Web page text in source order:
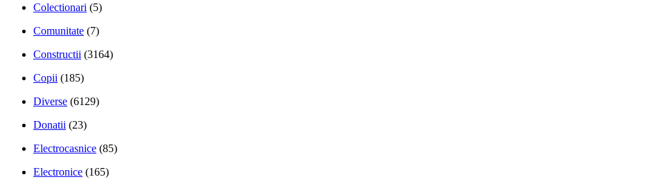
Colectionari (5)
Comunitate (7)
Constructii (3164)
Copii (185)
Diverse (6129)
Donatii (23)
Electrocasnice (85)
Electronice (165)